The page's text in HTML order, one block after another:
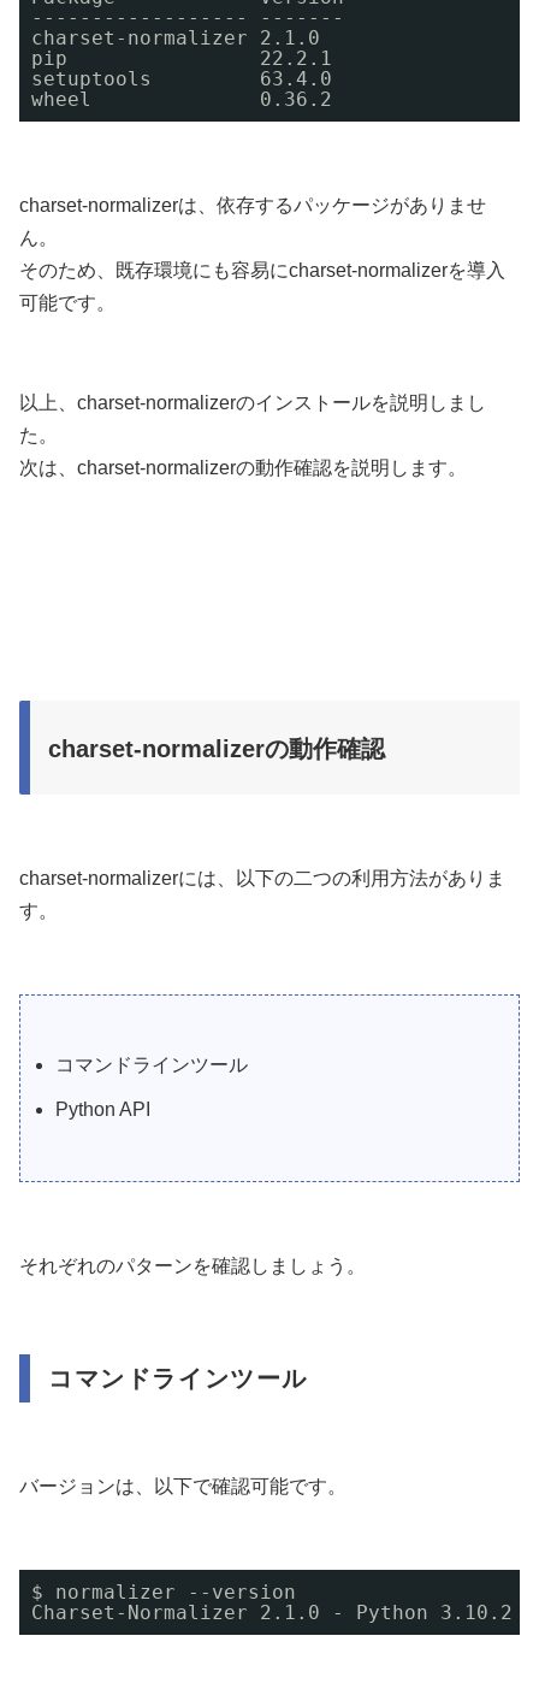
------------------ -------
charset-normalizer 2.1.0
pip                22.2.1
setuptools         63.4.0
wheel              0.36.2
charset-normalizerは、依存するパッケージがありませ
ん。
そのため、既存環境にも容易にcharset-normalizerを導入
可能です。
以上、charset-normalizerのインストールを説明しまし
た。
次は、charset-normalizerの動作確認を説明します。
charset-normalizerの動作確認
charset-normalizerには、以下の二つの利用方法がありま
す。
コマンドラインツール
Python API
それぞれのパターンを確認しましょう。
コマンドラインツール
バージョンは、以下で確認可能です。
$ normalizer --version
Charset-Normalizer 2.1.0 - Python 3.10.2